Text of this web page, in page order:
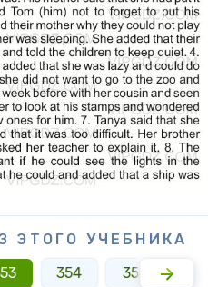
ЭТОГО УЧЕБНИКА
354 355